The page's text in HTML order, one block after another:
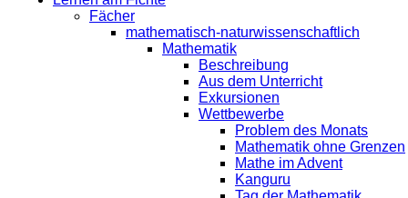
Fächer
mathematisch-naturwissenschaftlich
Mathematik
Beschreibung
Aus dem Unterricht
Exkursionen
Wettbewerbe
Problem des Monats
Mathematik ohne Grenzen
Mathe im Advent
Kanguru